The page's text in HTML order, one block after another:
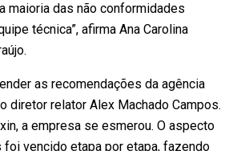
maioria das não conformidades
técnica”, afirma Ana Carolina
as recomendações da agência
diretor relator Alex Machado Campos.
a empresa se esmerou. O aspecto
vencido etapa por etapa, fazendo